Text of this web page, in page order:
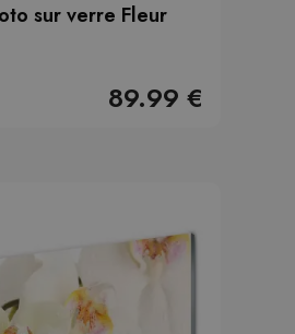
sur verre Fleur
89.99 €